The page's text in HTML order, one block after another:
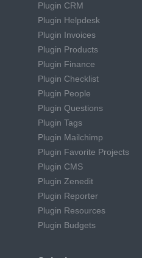
Plugin CRM
Plugin Helpdesk
Plugin Invoices
Plugin Products
Plugin Finance
Plugin Checklist
Plugin People
Plugin Questions
Plugin Tags
Plugin Mailchimp
Plugin Favorite Projects
Plugin CMS
Plugin Zenedit
Plugin Reporter
Plugin Resources
Plugin Budgets